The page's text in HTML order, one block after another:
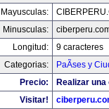
Mayusculas:
Minusculas:
Longitud:
9 caracteres
Categorias:
PaÃ­ses y
Precio:
Realizar
Visitar!